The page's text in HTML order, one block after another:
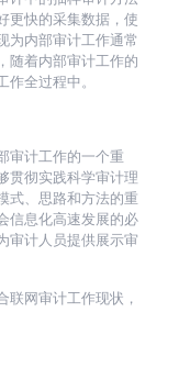
更快的采集数据，使
为内部审计工作通常
随着内部审计工作的
全过程中。
审计工作的一个重
贯彻实践科学审计理
式、思路和方法的重
信息化高速发展的必
审计人员提供展示审
网审计工作现状，